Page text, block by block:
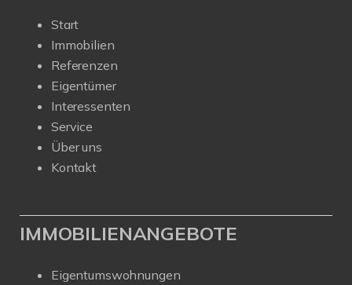
Start
Immobilien
Referenzen
Eigentümer
Interessenten
Service
Über uns
Kontakt
IMMOBILIENANGEBOTE
Eigentumswohnungen